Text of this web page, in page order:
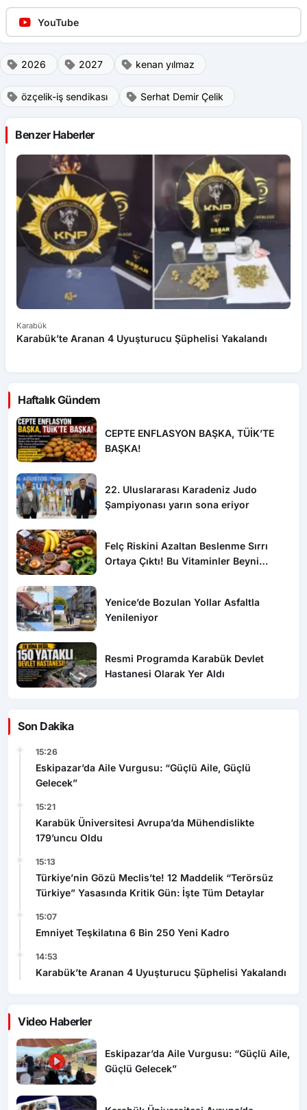
YouTube
2026 2027 kenan yılmaz
özçelik-iş sendikası Serhat Demir Çelik
Benzer Haberler
Karabük
Karabük’te Aranan 4 Uyuşturucu Şüphelisi Yakalandı
Haftalık Gündem
CEPTE ENFLASYON BAŞKA, TÜİK’TE
BAŞKA!
22. Uluslararası Karadeniz Judo
Şampiyonası yarın sona eriyor
Felç Riskini Azaltan Beslenme Sırrı
Ortaya Çıktı! Bu Vitaminler Beyni
Yenice’de Bozulan Yollar Asfaltla
Yenileniyor
Resmi Programda Karabük Devlet
Hastanesi Olarak Yer Aldı
Son Dakika
15:26
Eskipazar’da Aile Vurgusu: “Güçlü Aile, Güçlü
Gelecek”
15:21
Karabük Üniversitesi Avrupa’da Mühendislikte
179’uncu Oldu
15:13
Türkiye’nin Gözü Meclis’te! 12 Maddelik “Terörsüz
Türkiye” Yasasında Kritik Gün: İşte Tüm Detaylar
15:07
Emniyet Teşkilatına 6 Bin 250 Yeni Kadro
14:53
Karabük’te Aranan 4 Uyuşturucu Şüphelisi Yakalandı
Video Haberler
Eskipazar’da Aile Vurgusu: “Güçlü Aile,
Güçlü Gelecek”